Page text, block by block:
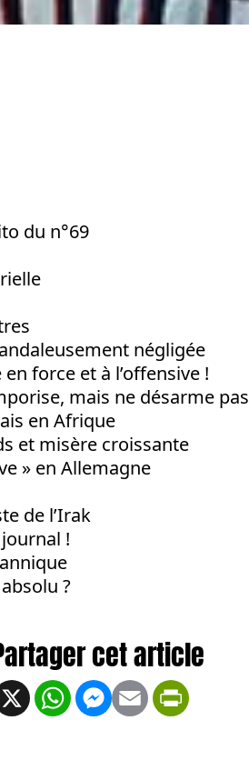
du n°69
négligée
en force et à l’offensive !
mais ne désarme pas
en Afrique
et misère croissante
» en Allemagne
de l’Irak
!
?
X WhatsApp
Messenger
Email